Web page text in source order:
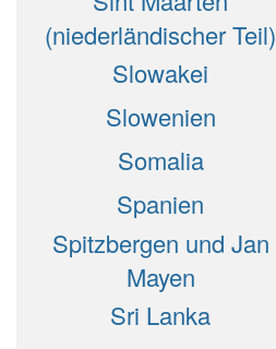
(niederländischer Teil)
Slowakei
Slowenien
Somalia
Spanien
Spitzbergen und Jan
Mayen
Sri Lanka